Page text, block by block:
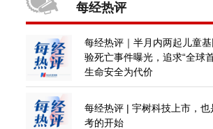
每经热评
每经热评｜半月内两起儿童
验死亡事件曝光，追求“全球
生命安全为代价
每经热评 | 宇树科技上市，也
考的开始